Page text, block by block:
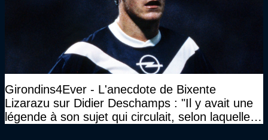
Girondins4Ever - L'anecdote de Bixente
Lizarazu sur Didier Deschamps : "Il y avait une
légende à son sujet qui circulait, selon laquelle il